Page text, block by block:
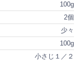
100g
2個
少々
100g
小さじ１／２